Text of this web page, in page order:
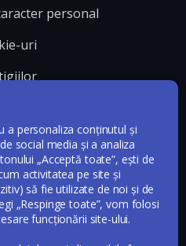
personal
uri
a personaliza conținutul și
social media și a analiza
„Acceptă toate”, ești de
activitatea pe site și
să fie utilizate de noi și de
„Respinge toate”, vom folosi
funcționării site-ului.